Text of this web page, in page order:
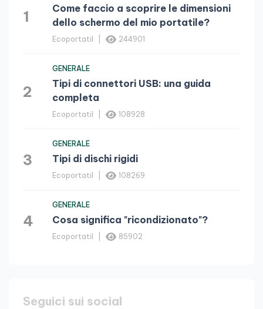
1
Come faccio a scoprire le dimensioni
dello schermo del mio portatile?
Ecoportatil 244901
2
GENERALE
Tipi di connettori USB: una guida
completa
Ecoportatil 108928
3
GENERALE
Tipi di dischi rigidi
Ecoportatil 108269
4
GENERALE
Cosa significa "ricondizionato"?
Ecoportatil 85902
Seguici sui social